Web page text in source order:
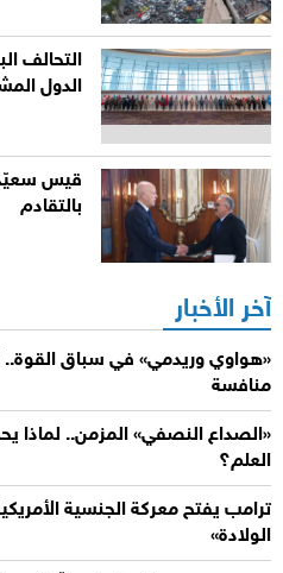
التحالف
الدول
قيس
بالتقادم
آخر الأخبار
«هواوي وريدمي» في سباق
منافسة
«الصداع النصفي» المزمن.. لماذا
العلم؟
ترامب يفتح معركة الجنسية
الولادة»